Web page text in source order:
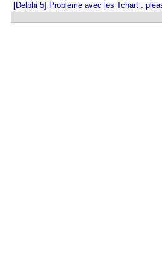
[Delphi 5] Probleme avec les Tchart .